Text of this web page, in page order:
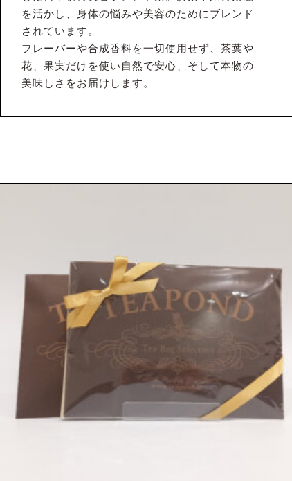
を活かし、身体の悩みや美容のためにブレンド
されています。
フレーバーや合成香料を一切使用せず、茶葉や
花、果実だけを使い自然で安心、そして本物の
美味しさをお届けします。